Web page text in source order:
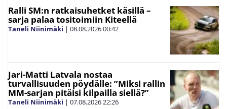
Ralli SM:n ratkaisuhetket käsillä –
sarja palaa tositoimiin Kiteellä
Taneli Niinimäki | 08.08.202600:42
Jari-Matti Latvala nostaa
turvallisuuden pöydälle: ”Miksi rallin
MM-sarjan pitäisi kilpailla siellä?”
Taneli Niinimäki | 07.08.202622:26